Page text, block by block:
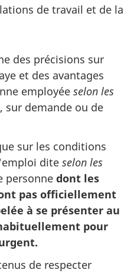
de travail et de la
des précisions sur
et des avantages
employée selon les
sur demande ou de
sur les conditions
dite selon les
personne dont les
pas officiellement
à se présenter au
pour
de respecter